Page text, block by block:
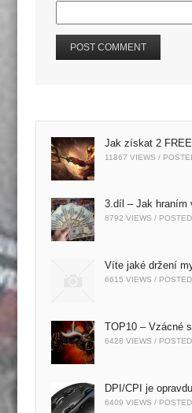
Jak získat 2
11867 VIEWS /
3.díl – Jak hraním
8792 VIEWS / POSTED
Víte jaké držení
6615 VIEWS / POSTED
TOP10 – Vzácné
6428 VIEWS /
DPI/CPI je
6409 VIEWS /